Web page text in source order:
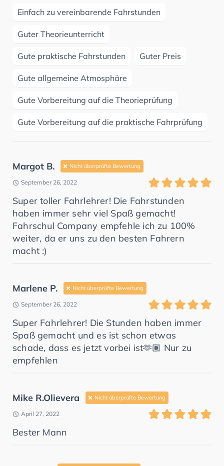
Einfach zu vereinbarende Fahrstunden
Guter Theorieunterricht
Gute praktische Fahrstunden Guter Preis
Gute allgemeine Atmosphäre
Gute Vorbereitung auf die Theorieprüfung
Gute Vorbereitung auf die praktische Fahrprüfung
Margot B. Nicht überprüfte Bewertung
September 26, 2022
Super toller Fahrlehrer! Die Fahrstunden
haben immer sehr viel Spaß gemacht!
Fahrschul Company empfehle ich zu 100%
weiter, da er uns zu den besten Fahrern
macht :)
Marlene P. Nicht überprüfte Bewertung
September 26, 2022
Super Fahrlehrer! Die Stunden haben immer
Spaß gemacht und es ist schon etwas
schade, dass es jetzt vorbei ist🫶🏽 Nur zu
empfehlen
Mike R.Olievera Nicht überprüfte Bewertung
April 27, 2022
Bester Mann